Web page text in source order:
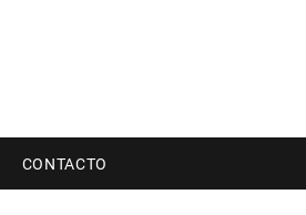
CONTACTO